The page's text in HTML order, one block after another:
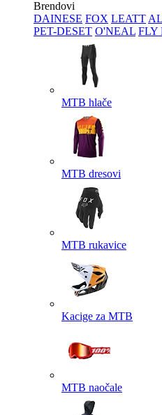
Brendovi
DAINESE FOX LEATT
PET-DESET O'NEAL FLY
MTB hlače
MTB dresovi
MTB rukavice
Kacige za MTB
MTB naočale